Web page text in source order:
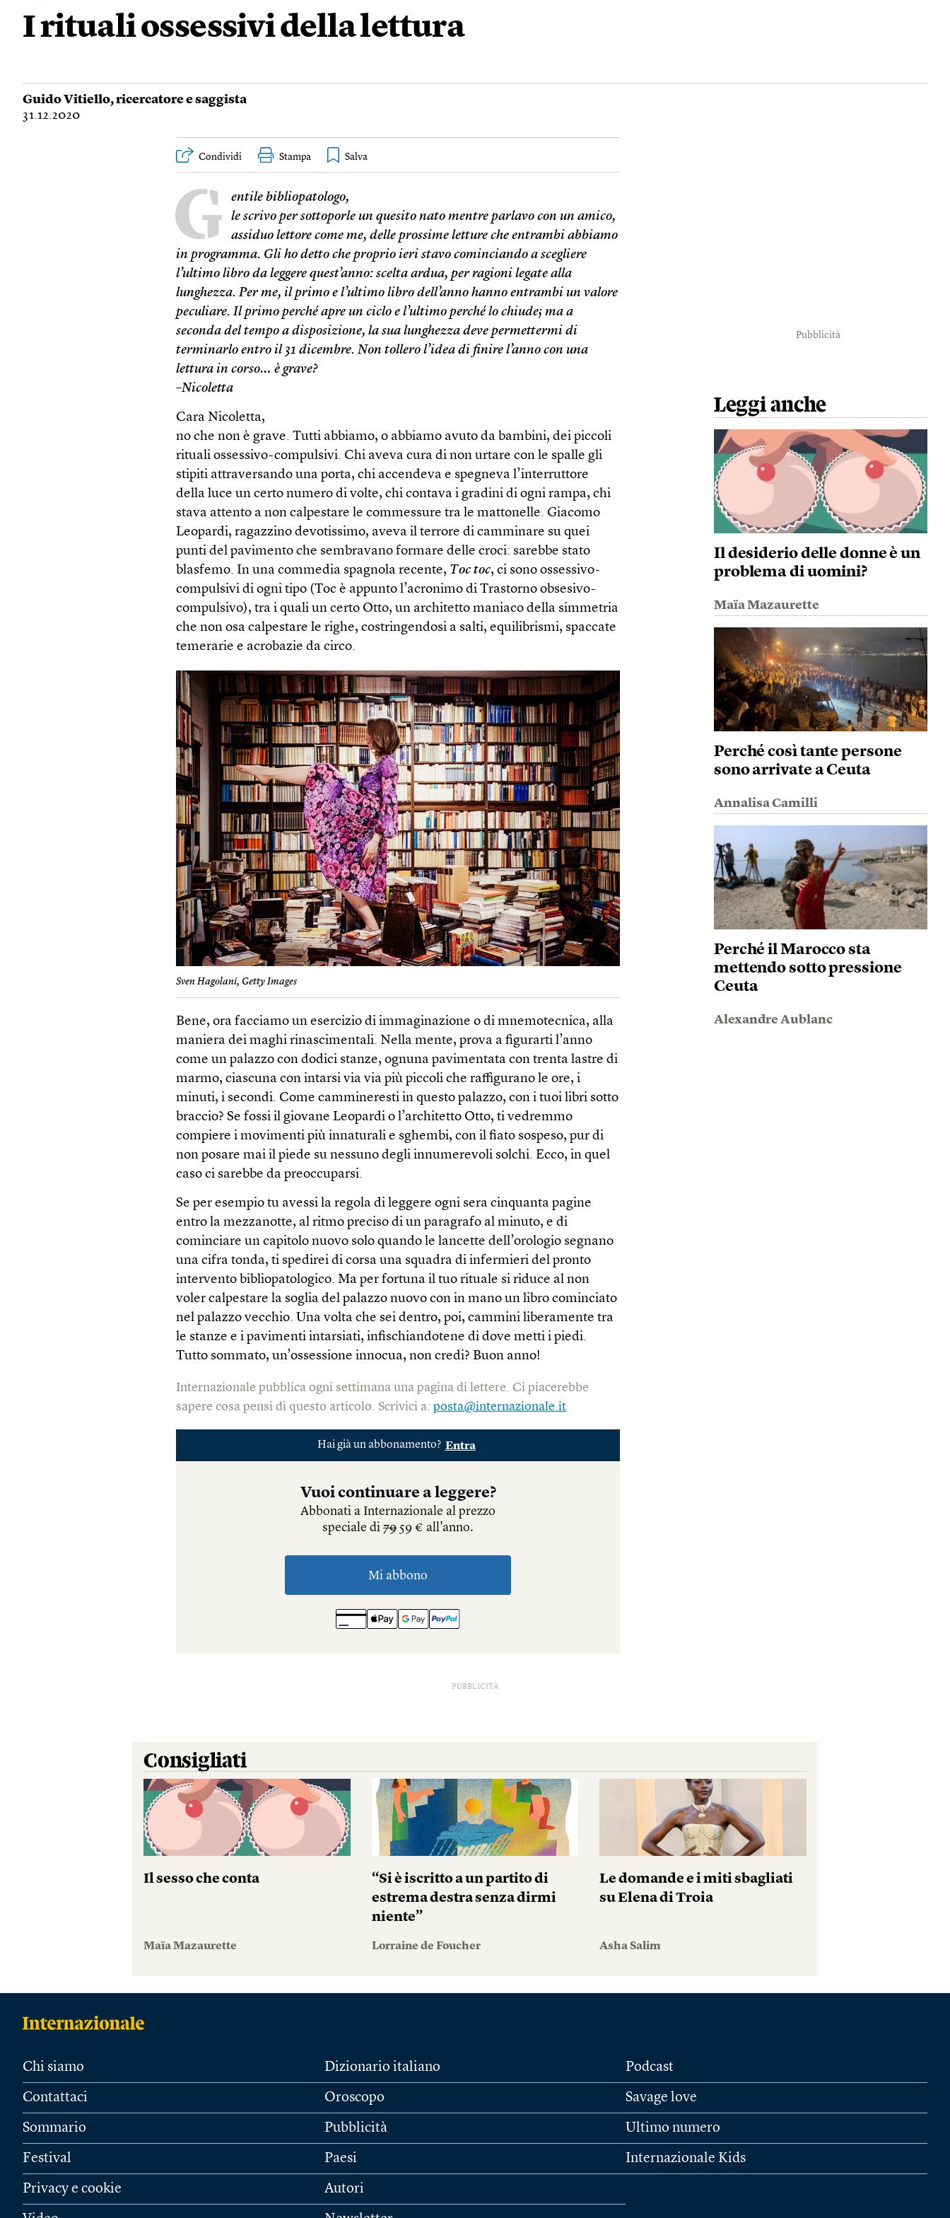
I rituali ossessivi della lettura
Guido Vitiello, ricercatore e saggista
31.12.2020
Condividi Stampa
G
entile bibliopatologo,
le scrivo per sottoporle un quesito nato mentre parlavo con un amico,
assiduo lettore come me, delle prossime letture che entrambi abbiamo
in programma. Gli ho detto che proprio ieri stavo cominciando a scegliere
l’ultimo libro da leggere quest’anno: scelta ardua, per ragioni legate alla
lunghezza. Per me, il primo e l’ultimo libro dell’anno hanno entrambi un valore
peculiare. Il primo perché apre un ciclo e l’ultimo perché lo chiude; ma a
seconda del tempo a disposizione, la sua lunghezza deve permettermi di
terminarlo entro il 31 dicembre. Non tollero l’idea di finire l’anno con una
lettura in corso… è grave?
–Nicoletta
Cara Nicoletta,
no che non è grave. Tutti abbiamo, o abbiamo avuto da bambini, dei piccoli
rituali ossessivo-compulsivi. Chi aveva cura di non urtare con le spalle gli
stipiti attraversando una porta, chi accendeva e spegneva l’interruttore
della luce un certo numero di volte, chi contava i gradini di ogni rampa, chi
stava attento a non calpestare le commessure tra le mattonelle. Giacomo
Leopardi, ragazzino devotissimo, aveva il terrore di camminare su quei
punti del pavimento che sembravano formare delle croci: sarebbe stato
blasfemo. In una commedia spagnola recente, Toc toc, ci sono ossessivo-
compulsivi di ogni tipo (Toc è appunto l’acronimo di Trastorno obsesivo-
compulsivo), tra i quali un certo Otto, un architetto maniaco della simmetria
che non osa calpestare le righe, costringendosi a salti, equilibrismi, spaccate
temerarie e acrobazie da circo.
Sven Hagolani, Getty Images
Bene, ora facciamo un esercizio di immaginazione o di mnemotecnica, alla
maniera dei maghi rinascimentali. Nella mente, prova a figurarti l’anno
come un palazzo con dodici stanze, ognuna pavimentata con trenta lastre di
marmo, ciascuna con intarsi via via più piccoli che raffigurano le ore, i
minuti, i secondi. Come cammineresti in questo palazzo, con i tuoi libri sotto
braccio? Se fossi il giovane Leopardi o l’architetto Otto, ti vedremmo
compiere i movimenti più innaturali e sghembi, con il fiato sospeso, pur di
non posare mai il piede su nessuno degli innumerevoli solchi. Ecco, in quel
caso ci sarebbe da preoccuparsi.
Se per esempio tu avessi la regola di leggere ogni sera cinquanta pagine
entro la mezzanotte, al ritmo preciso di un paragrafo al minuto, e di
cominciare un capitolo nuovo solo quando le lancette dell’orologio segnano
una cifra tonda, ti spedirei di corsa una squadra di infermieri del pronto
intervento bibliopatologico. Ma per fortuna il tuo rituale si riduce al non
voler calpestare la soglia del palazzo nuovo con in mano un libro cominciato
nel palazzo vecchio. Una volta che sei dentro, poi, cammini liberamente tra
le stanze e i pavimenti intarsiati, infischiandotene di dove metti i piedi.
Tutto sommato, un’ossessione innocua, non credi? Buon anno!
Internazionale pubblica ogni settimana una pagina di lettere. Ci piacerebbe
sapere cosa pensi di questo articolo. Scrivici a:posta@internazionale.it
Pubblicità
Leggi anche
Il desiderio delle donne è un
problema di uomini?
Maïa Mazaurette
Perché così tante persone
sono arrivate a Ceuta
Annalisa Camilli
Perché il Marocco sta
mettendo sotto pressione
Ceuta
Alexandre Aublanc
PUBBLICITÀ
Consigliati
Il sesso che conta
Maïa Mazaurette
“Si è iscritto a un partito di
estrema destra senza dirmi
niente”
Lorraine de Foucher
Le domande e i miti sbagliati
su Elena di Troia
Asha Salim
Chi siamo
Contattaci
Sommario
Festival
Privacy e cookie
Dizionario italiano
Oroscopo
Pubblicità
Paesi
Autori
Podcast
Savage love
Ultimo numero
Internazionale Kids